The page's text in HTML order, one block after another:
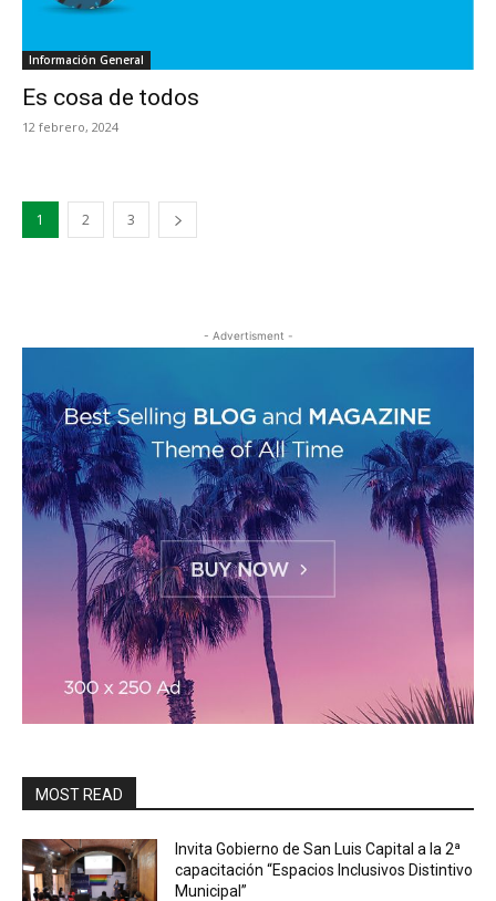
Información General
Es cosa de todos
12 febrero, 2024
1 2 3
- Advertisment -
MOST READ
Invita Gobierno de San Luis Capital a la 2ª
capacitación “Espacios Inclusivos Distintivo
Municipal”